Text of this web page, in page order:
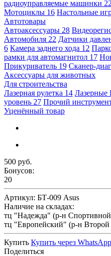
радиоуправляемые машинки 22
Мотоциклы 16 Настольные
Автотовары
Автоаксессуары 28
Автомобиля 22 Датчики
6 Камера заднего хода 12
рамки для автомагнитол 17
Прикуриватель 19 Сканер-
Аксессуары для животных
Для строительства
Лазерная рулетка 14 Лазерные
уровень 27 Прочий
Уценённый товар
500 руб.
Бонусов:
20
Артикул: БТ-009 Asus
Наличие на складах:
тц "Надежда" (р-н
тц "Европейский" (р-н Второй
Купить Купить через WhatsApp
Поделиться